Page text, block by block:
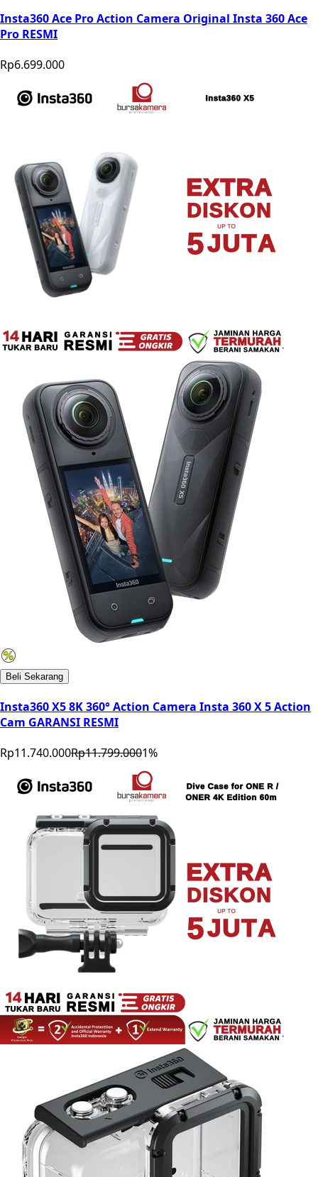
Insta360 Ace Pro Action Camera Original Insta 360 Ace
Pro RESMI
Rp6.699.000
Beli Sekarang
Insta360 X5 8K 360° Action Camera Insta 360 X 5 Action
Cam GARANSI RESMI
Rp11.740.000Rp11.799.0001%